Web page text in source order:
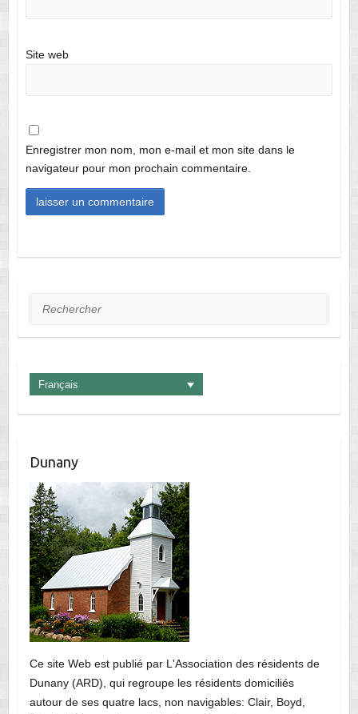
Site web
Enregistrer mon nom, mon e-mail et mon site dans le
navigateur pour mon prochain commentaire.
Rechercher
Français
Dunany
Ce site Web est publié par L'Association des résidents de
Dunany (ARD), qui regroupe les résidents domiciliés
autour de ses quatre lacs, non navigables: Clair, Boyd,